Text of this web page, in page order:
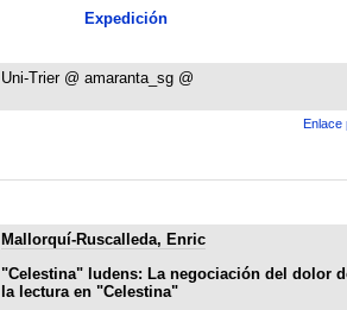
Expedición
Uni-Trier @ amaranta_sg @
Enlace
Mallorquí-Ruscalleda, Enric
"Celestina" ludens: La negociación del dolor
la lectura en "Celestina"